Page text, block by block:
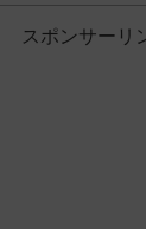
スポンサーリ